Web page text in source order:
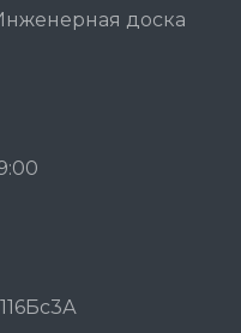
доска